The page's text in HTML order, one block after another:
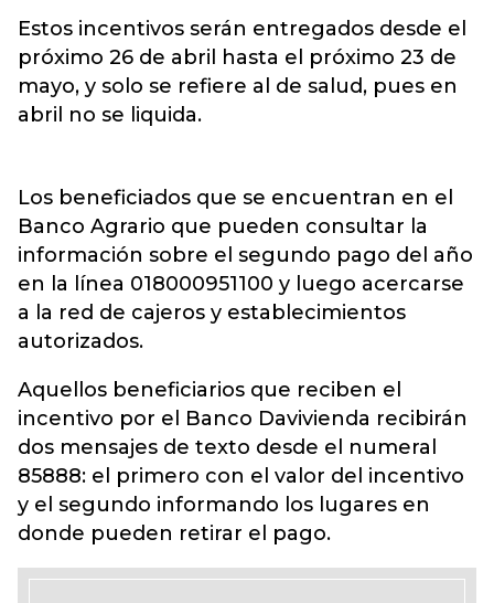
Estos incentivos serán entregados desde el
próximo 26 de abril hasta el próximo 23 de
mayo, y solo se refiere al de salud, pues en
abril no se liquida.
Los beneficiados que se encuentran en el
Banco Agrario que pueden consultar la
información sobre el segundo pago del año
en la línea 018000951100 y luego acercarse
a la red de cajeros y establecimientos
autorizados.
Aquellos beneficiarios que reciben el
incentivo por el Banco Davivienda recibirán
dos mensajes de texto desde el numeral
85888: el primero con el valor del incentivo
y el segundo informando los lugares en
donde pueden retirar el pago.